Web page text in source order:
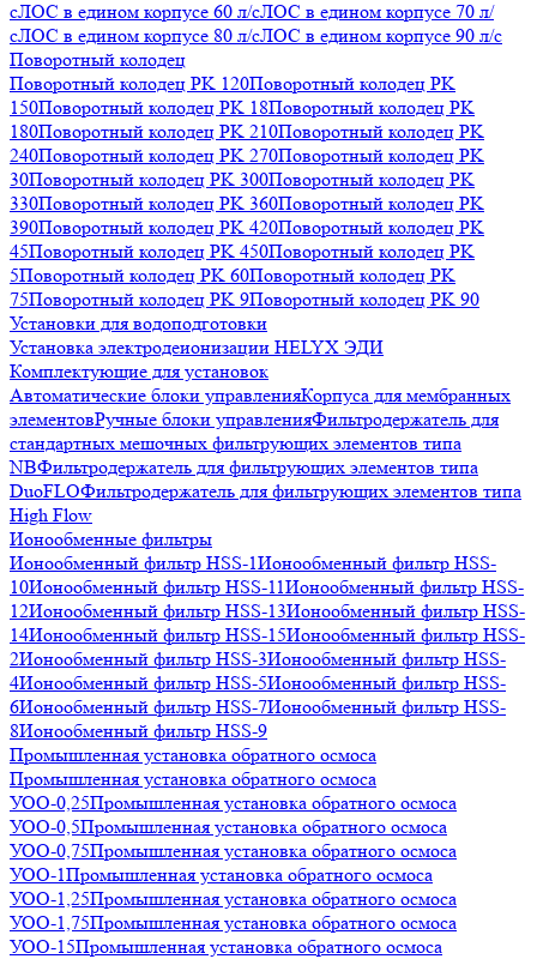
сЛОС в едином корпусе 60 л/сЛОС в едином корпусе 70 л/
сЛОС в едином корпусе 80 л/сЛОС в едином корпусе 90 л/с
Поворотный колодец
Поворотный колодец PK 120Поворотный колодец PK
150Поворотный колодец PK 18Поворотный колодец PK
180Поворотный колодец PK 210Поворотный колодец PK
240Поворотный колодец PK 270Поворотный колодец PK
30Поворотный колодец PK 300Поворотный колодец PK
330Поворотный колодец PK 360Поворотный колодец PK
390Поворотный колодец PK 420Поворотный колодец PK
45Поворотный колодец PK 450Поворотный колодец PK
5Поворотный колодец PK 60Поворотный колодец PK
75Поворотный колодец PK 9Поворотный колодец PK 90
Установки для водоподготовки
Установка электродеионизации HELYX ЭДИ
Комплектующие для установок
Автоматические блоки управленияКорпуса для мембранных
элементовРучные блоки управленияФильтродержатель для
стандартных мешочных фильтрующих элементов типа
NBФильтродержатель для фильтрующих элементов типа
DuoFLOФильтродержатель для фильтрующих элементов типа
High Flow
Ионообменные фильтры
Ионообменный фильтр HSS-1Ионообменный фильтр HSS-
10Ионообменный фильтр HSS-11Ионообменный фильтр HSS-
12Ионообменный фильтр HSS-13Ионообменный фильтр HSS-
14Ионообменный фильтр HSS-15Ионообменный фильтр HSS-
2Ионообменный фильтр HSS-3Ионообменный фильтр HSS-
4Ионообменный фильтр HSS-5Ионообменный фильтр HSS-
6Ионообменный фильтр HSS-7Ионообменный фильтр HSS-
8Ионообменный фильтр HSS-9
Промышленная установка обратного осмоса
Промышленная установка обратного осмоса
УОО-0,25Промышленная установка обратного осмоса
УОО-0,5Промышленная установка обратного осмоса
УОО-0,75Промышленная установка обратного осмоса
УОО-1Промышленная установка обратного осмоса
УОО-1,25Промышленная установка обратного осмоса
УОО-1,75Промышленная установка обратного осмоса
УОО-15Промышленная установка обратного осмоса